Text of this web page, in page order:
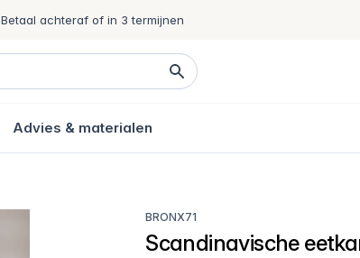
Betaal achteraf of in 3 termijnen
Advies & materialen
BRONX71
Scandinavische